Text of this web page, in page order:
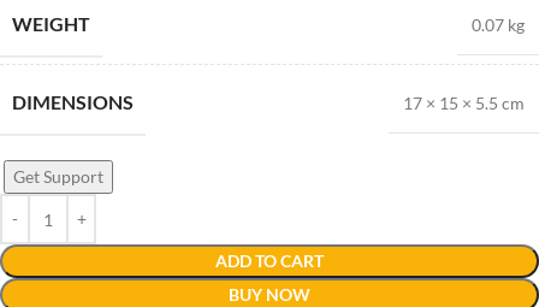
WEIGHT 0.07 kg
DIMENSIONS 17 × 15 × 5.5 cm
ADD TO CART
BUY NOW
Get Support